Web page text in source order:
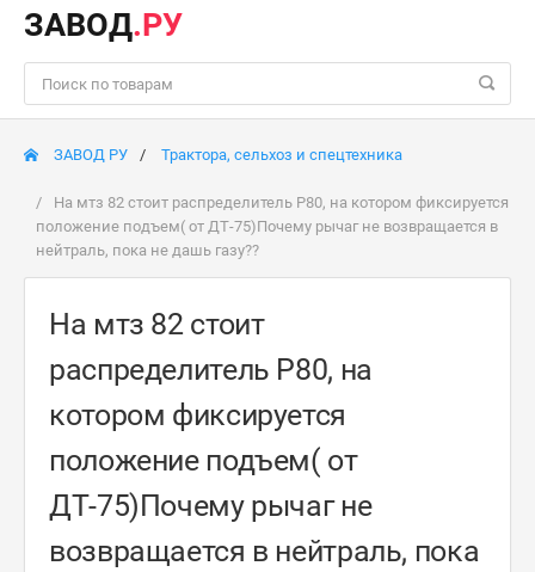
ЗАВОД.РУ
ЗАВОД РУ Трактора, сельхоз и спецтехника
На мтз 82 стоит распределитель Р80, на котором фиксируется
положение подъем( от ДТ-75)Почему рычаг не возвращается в
нейтраль, пока не дашь газу??
На мтз 82 стоит
распределитель Р80, на
котором фиксируется
положение подъем( от
ДТ-75)Почему рычаг не
возвращается в нейтраль, пока